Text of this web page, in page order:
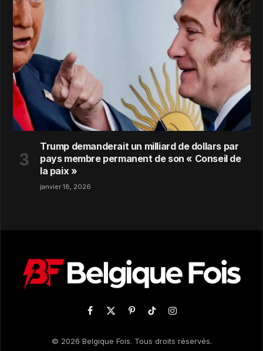
Trump demanderait un milliard de dollars par
pays membre permanent de son « Conseil de
la paix »
janvier 18, 2026
Facebook
X
PinterestTikTokInstagram
© 2026 Belgique Fois. Tous droits réservés.